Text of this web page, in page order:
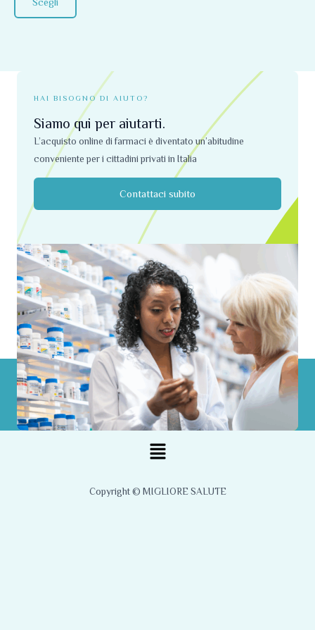
del
HAI BISOGNO DI AIUTO?
Siamo qui per aiutarti.
L’acquisto online di farmaci è diventato un’abitudine
conveniente per i cittadini privati ​​in Italia
Contattaci subito
Menu
Copyright © MIGLIORE SALUTE